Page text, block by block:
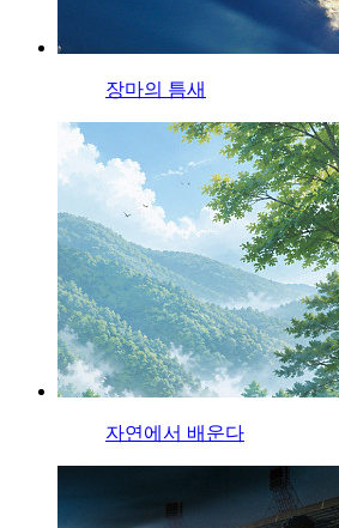
장마의 틈새
자연에서 배운다